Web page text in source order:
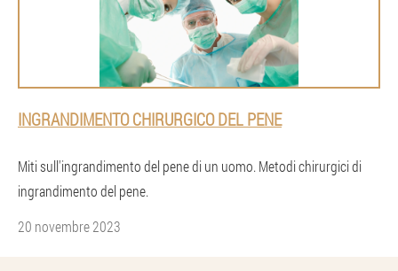
INGRANDIMENTO CHIRURGICO DEL PENE
Miti sull'ingrandimento del pene di un uomo. Metodi chirurgici di
ingrandimento del pene.
20 novembre 2023